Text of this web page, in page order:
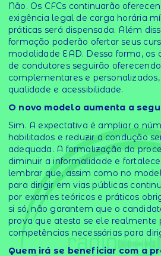
Não. Os CFCs continuarão
exigência legal de carga horária
práticas será dispensada. Além
formação poderão ofertar seus
modalidade EAD. Dessa forma, os
de condutores seguirão
complementares e
qualidade e acessibilidade.
O novo modelo aumenta a
Sim. A expectativa é ampliar o
habilitados e reduzir a condução
adequada. A formalização do
diminuir a informalidade e
lembrar que, assim como no
para dirigir em vias públicas
por exames teóricos e práticos
si só, não garantem que o
prova que atesta se ele realmente
competências necessárias para
Quem irá se beneficiar com a